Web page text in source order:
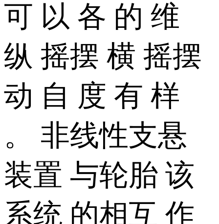
可 以 各 的 维
纵 摇摆 横 摇摆
动 自 度 有 样
。 非线性支悬
装置 与轮胎 该
系统 的相互 作